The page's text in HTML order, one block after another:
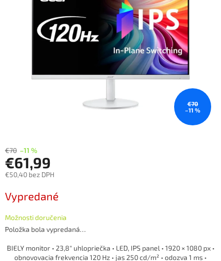
€70
–11 %
€70 –11 %
€61,99
€50,40 bez DPH
cena:
Vypredané
Možnosti doručenia
Položka bola vypredaná…
BIELY monitor • 23,8″ uhlopriečka • LED, IPS panel • 1920 × 1080 px •
obnovovacia frekvencia 120 Hz • jas 250 cd/m² • odozva 1 ms •